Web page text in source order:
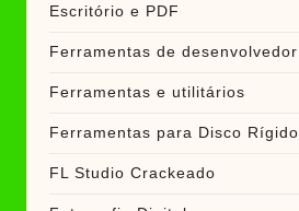
Escritório e PDF
Ferramentas de desenvolvedor
Ferramentas e utilitários
Ferramentas para Disco Rígido
FL Studio Crackeado